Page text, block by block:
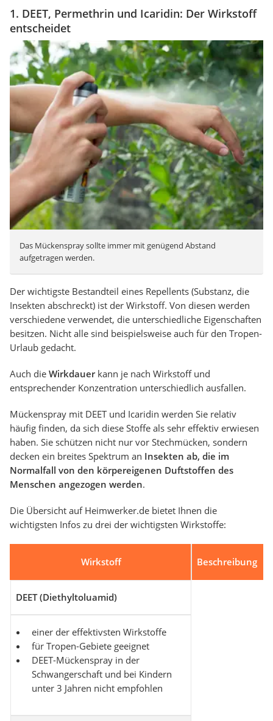
1. DEET, Permethrin und Icaridin: Der Wirkstoff
entscheidet
Das Mückenspray sollte immer mit genügend Abstand
aufgetragen werden.
Der wichtigste Bestandteil eines Repellents (Substanz, die
Insekten abschreckt) ist der Wirkstoff. Von diesen werden
verschiedene verwendet, die unterschiedliche Eigenschaften
besitzen. Nicht alle sind beispielsweise auch für den Tropen-
Urlaub gedacht.
Auch die Wirkdauerkann je nach Wirkstoff und
entsprechender Konzentration unterschiedlich ausfallen.
Mückenspray mit DEET und Icaridin werden Sie relativ
häufig finden, da sich diese Stoffe als sehr effektiv erwiesen
haben. Sie schützen nicht nur vor Stechmücken, sondern
decken ein breites Spektrum an Insekten ab, die im
Normalfall von den körpereigenen Duftstoffen des
Menschen angezogen werden.
Die Übersicht auf Heimwerker.de bietet Ihnen die
wichtigsten Infos zu drei der wichtigsten Wirkstoffe:
Wirkstoff Beschreibung
DEET (Diethyltoluamid)
einer der effektivsten Wirkstoffe
für Tropen-Gebiete geeignet
DEET-Mückenspray in der
Schwangerschaft und bei Kindern
unter 3 Jahren nicht empfohlen